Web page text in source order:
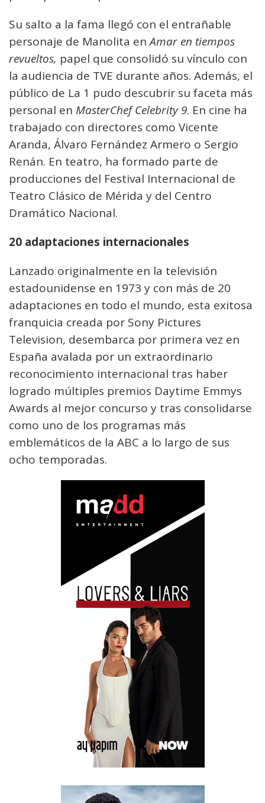
Su salto a la fama llegó con el entrañable
personaje de Manolita enAmar en tiempos
revueltos, papel que consolidó su vínculo con
la audiencia de TVE durante años. Además, el
público de La 1 pudo descubrir su faceta más
personal en MasterChef Celebrity 9. En cine ha
trabajado con directores como Vicente
Aranda, Álvaro Fernández Armero o Sergio
Renán. En teatro, ha formado parte de
producciones del Festival Internacional de
Teatro Clásico de Mérida y del Centro
Dramático Nacional.
20 adaptaciones internacionales
Lanzado originalmente en la televisión
estadounidense en 1973 y con más de 20
adaptaciones en todo el mundo, esta exitosa
franquicia creada por Sony Pictures
Television, desembarca por primera vez en
España avalada por un extraordinario
reconocimiento internacional tras haber
logrado múltiples premios Daytime Emmys
Awards al mejor concurso y tras consolidarse
como uno de los programas más
emblemáticos de la ABC a lo largo de sus
ocho temporadas.